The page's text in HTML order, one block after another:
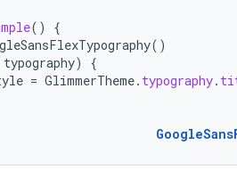
()
{
()
typography)
{
= GlimmerTheme. typography.